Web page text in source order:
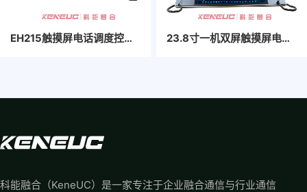
EH215触摸屏电话调度控制台 23.8寸一机双屏触摸屏电话调度控制台
科能融合（KeneUC）是一家专注于企业融合通信与行业通信